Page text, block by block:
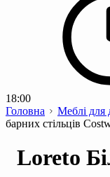
18:00
Головна
Меблі для
барних стільців
Loreto